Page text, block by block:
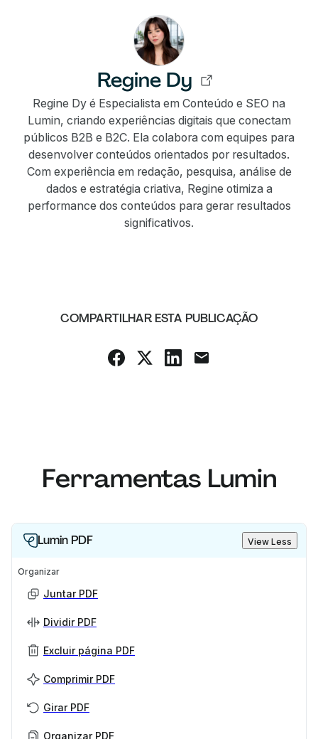
Regine Dy
Regine Dy é Especialista em Conteúdo e SEO na
Lumin, criando experiências digitais que conectam
públicos B2B e B2C. Ela colabora com equipes para
desenvolver conteúdos orientados por resultados.
Com experiência em redação, pesquisa, análise de
dados e estratégia criativa, Regine otimiza a
performance dos conteúdos para gerar resultados
significativos.
COMPARTILHAR ESTA PUBLICAÇÃO
Ferramentas Lumin
Lumin PDF View Less
Organizar
Juntar PDF
Dividir PDF
Excluir página PDF
Comprimir PDF
Girar PDF
Organizar PDF